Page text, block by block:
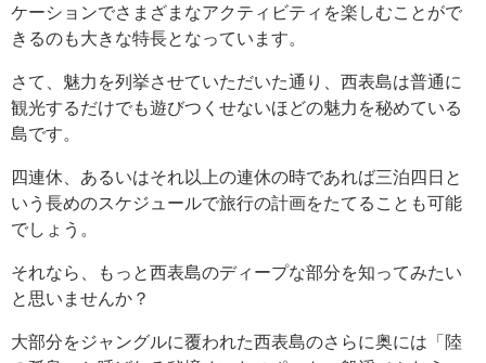
ケーションでさまざまなアクティビティを楽しむことがで
きるのも大きな特長となっています。
さて、魅力を列挙させていただいた通り、西表島は普通に
観光するだけでも遊びつくせないほどの魅力を秘めている
島です。
四連休、あるいはそれ以上の連休の時であれば三泊四日と
いう長めのスケジュールで旅行の計画をたてることも可能
でしょう。
それなら、もっと西表島のディープな部分を知ってみたい
と思いませんか？
大部分をジャングルに覆われた西表島のさらに奥には「陸